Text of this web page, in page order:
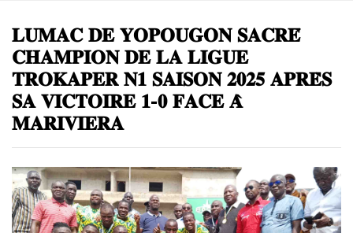
𝐋𝐔𝐌𝐀𝐂 𝐃𝐄 𝐘𝐎𝐏𝐎𝐔𝐆𝐎𝐍 𝐒𝐀𝐂𝐑𝐄́
𝐂𝐇𝐀𝐌𝐏𝐈𝐎𝐍 𝐃𝐄 𝐋𝐀 𝐋𝐈𝐆𝐔𝐄
𝐓𝐑𝐎𝐊𝐀𝐏𝐄𝐑 𝐍𝟏 𝐒𝐀𝐈𝐒𝐎𝐍 𝟐𝟎𝟐𝟓 𝐀𝐏𝐑𝐄̀𝐒
𝐒𝐀 𝐕𝐈𝐂𝐓𝐎𝐈𝐑𝐄 𝟏-𝟎 𝐅𝐀𝐂𝐄 𝐀̀
𝐌𝐀𝐑𝐈𝐕𝐈𝐄𝐑𝐀